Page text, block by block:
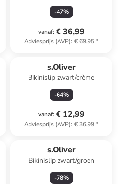
-47%
vanaf: € 36,99
Adviesprijs (AVP): € 69,95*
s.Oliver
Bikinislip zwart/crème
-64%
vanaf: € 12,99
Adviesprijs (AVP): € 36,99*
s.Oliver
Bikinislip zwart/groen
-78%